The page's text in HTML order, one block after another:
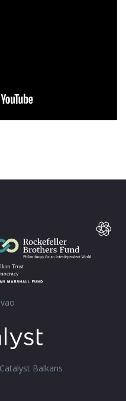
Balkans